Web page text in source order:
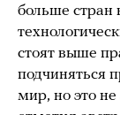
больше стран
стоят выше
подчиняться
мир, но это